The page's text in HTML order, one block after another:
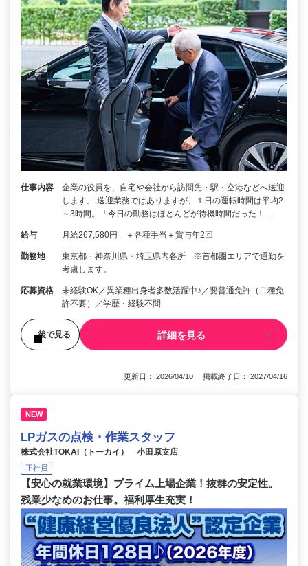
仕事内容
企業の役員を、自宅や会社から訪問先・駅・空港などへ送迎
します。 送迎業務ではありますが、１日の運転時間は平均2
～3時間。「今日の勤務はほとんどが待機時間だった！…
給与 月給267,580円 ＋各種手当＋賞与年2回
勤務地
東京都・神奈川県・埼玉県内各所 ※首都圏エリアで通勤を
考慮します。
応募資格
未経験OK／異業種出身者多数活躍中♪／要普通免許（二種免
許不要）／学歴・経験不問
後で見る 詳細を見る
更新日： 2026/04/10 掲載終了日： 2027/04/16
NEW
LPガスの点検・作業スタッフ
株式会社TOKAI（トーカイ） 小田原支店
正社員
【安心の就業環境】プライム上場企業！抜群の安定性。
残業少なめのお仕事。福利厚生充実！